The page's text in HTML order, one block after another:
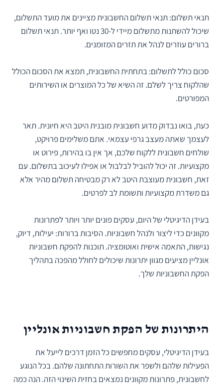
תנאי תשלום: תנאי תשלום החשבונית מציינים את מועד התשלום,
שיכול להשתנות מתשלום מיידי ל-30 נטו ואף יותר. תנאי תשלום
ברורים עוזרים לנהל את תזרים המזומנים.
סכום כולל לתשלום: בתחתית החשבונית, תמצא את הסכום הכולל
שהלקוח צריך לשלם. זה השיא של כל המוצרים או השירותים
המפורטים.
כעת, בואו נבדוק מדוע חשבונית מובנית היטב היא חיונית. תאר
לעצמך שאתה מעצב גרפי עצמאי. אתם משלימים פרויקט,
שולחים חשבונית ללקוח שלכם, אך אין בו בהירות, פירוט או
מקצועיות. זה יכול להוביל לבלבול או אפילו לעיכוב בתשלום. עם
זאת, חשבונית מעוצבת היטב לא רק מבטיחה תשלום מהיר אלא
גם משדרת מקצועיות ותשומת לב לפרטים.
בעידן הדיגיטלי של היום, עסקים פונים יותר ויותר לפתרונות
מקוונים כדי ליצור ולנהל חשבוניות. הסיבות ברורות: יעילות, דיוק,
נגישות, התאמה אישית ואוטומציה. תוכנות להפקת חשבוניות
אונליין מציעים מגוון יתרונות שיכולים לחולל מהפכה בתהליך
הפקת החשבוניות שלך.
היתרונות של הפקת חשבוניות אונליין
בעידן הדיגיטלי, עסקים מחפשים כל הזמן דרכים לייעל את
הפעילות שלהם ולשפר את השורות התחתונה שלהם. בכל הנוגע
לחשבונית, פתרונות מקוונים נמצאים בחזית השינוי הזה. הנה כמה